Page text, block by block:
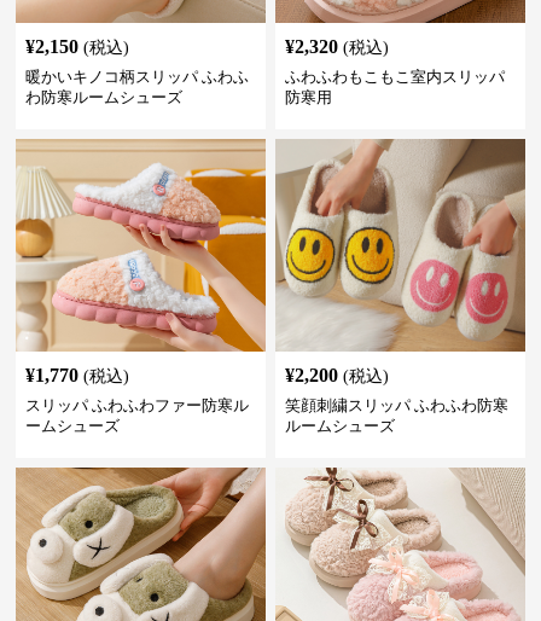
¥2,150 (税込)
暖かいキノコ柄スリッパ ふわふ
わ防寒ルームシューズ
¥2,320 (税込)
ふわふわもこもこ室内スリッパ
防寒用
¥1,770 (税込)
スリッパ ふわふわファー防寒ル
ームシューズ
¥2,200 (税込)
笑顔刺繍スリッパ ふわふわ防寒
ルームシューズ